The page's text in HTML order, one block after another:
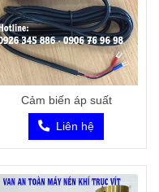
Cảm biến áp suất
Liên hệ